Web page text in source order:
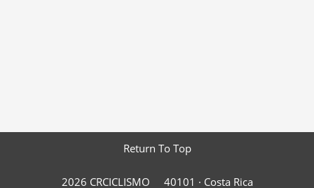
Return To Top
2026 CRCICLISMO 40101 · Costa Rica